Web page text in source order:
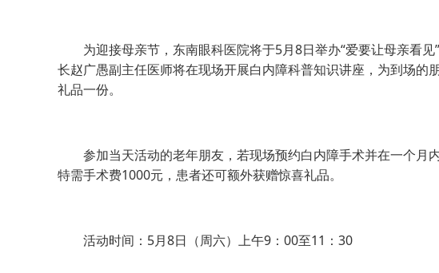
为迎接母亲节，东南眼科医院将于5月8日举办“爱要让母亲看见
长赵广愚副主任医师将在现场开展白内障科普知识讲座，为到场
礼品一份。
参加当天活动的老年朋友，若现场预约白内障手术并在一个月
特需手术费1000元，患者还可额外获赠惊喜礼品。
活动时间：5月8日（周六）上午9：00至11：30